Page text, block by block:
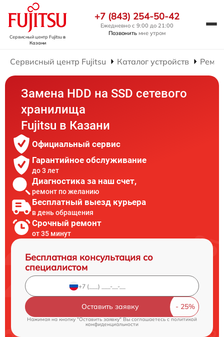
Сервисный центр Fujitsuв
Казани
+7 (843) 254-50-42
Ежедневно с 9:00 до 21:00
Позвонить мне утром
Сервисный центр Fujitsu Каталог устройств
Замена HDD на SSD сетевого
хранилища
Fujitsu в Казани
Официальный сервис
Гарантийное обслуживание
до 3 лет
Диагностика за наш счет,
ремонт по желанию
Бесплатный выезд курьера
в день обращения
Срочный ремонт
от 35 минут
Бесплатная консультация со
специалистом
Оставить заявку
Нажимая на кнопку "Оставить заявку" Вы соглашаетесь cполитикой
конфиденциальности